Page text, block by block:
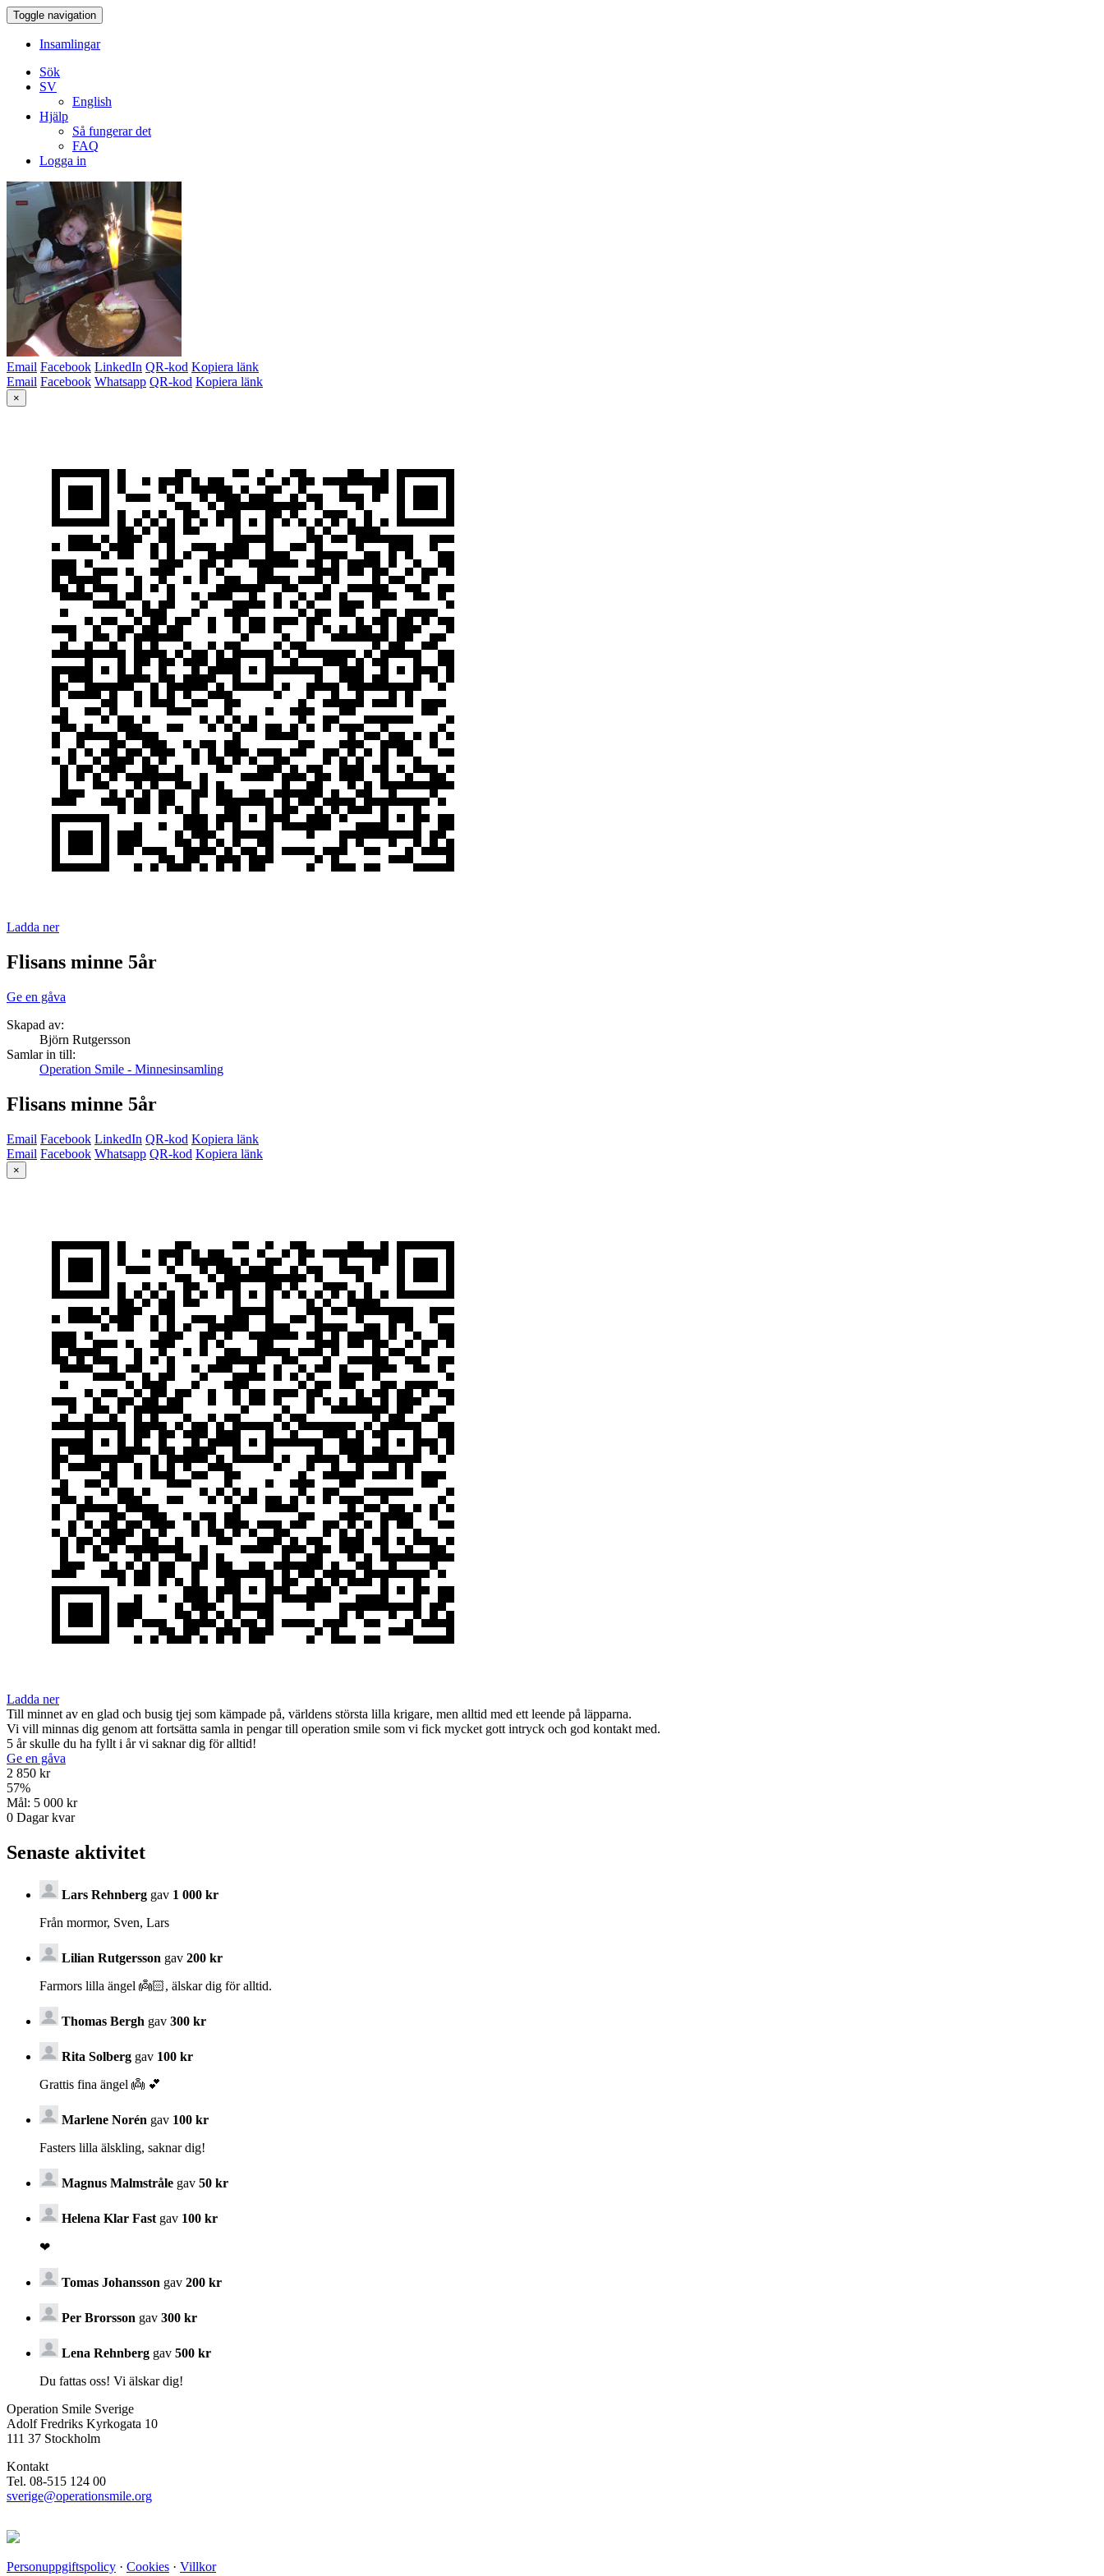
Toggle navigation
Insamlingar
Sök
SV
English
Hjälp
Så fungerar det
FAQ
Logga in
Email Facebook LinkedIn QR-kod Kopiera länk
Email Facebook Whatsapp QR-kod Kopiera länk
×
Ladda ner
Flisans minne 5år
Ge en gåva
Skapad av:
Björn Rutgersson
Samlar in till:
Operation Smile - Minnesinsamling
Flisans minne 5år
Email Facebook LinkedIn QR-kod Kopiera länk
Email Facebook Whatsapp QR-kod Kopiera länk
×
Ladda ner
Till minnet av en glad och busig tjej som kämpade på, världens största lilla krigare, men alltid med ett leende på läpparna.
Vi vill minnas dig genom att fortsätta samla in pengar till operation smile som vi fick mycket gott intryck och god kontakt med.
5 år skulle du ha fyllt i år vi saknar dig för alltid!
Ge en gåva
2 850 kr
57%
Mål: 5 000 kr
0 Dagar kvar
Senaste aktivitet
Lars Rehnberg gav 1 000 kr
Från mormor, Sven, Lars
Lilian Rutgersson gav 200 kr
Farmors lilla ängel 👼🏻, älskar dig för alltid.
Thomas Bergh gav 300 kr
Rita Solberg gav 100 kr
Grattis fina ängel 👼 💕
Marlene Norén gav 100 kr
Fasters lilla älskling, saknar dig!
Magnus Malmstråle gav 50 kr
Helena Klar Fast gav 100 kr
❤
Tomas Johansson gav 200 kr
Per Brorsson gav 300 kr
Lena Rehnberg gav 500 kr
Du fattas oss! Vi älskar dig!
Operation Smile Sverige
Adolf Fredriks Kyrkogata 10
111 37 Stockholm
Kontakt
Tel. 08-515 124 00
sverige@operationsmile.org
Personuppgiftspolicy · Cookies · Villkor